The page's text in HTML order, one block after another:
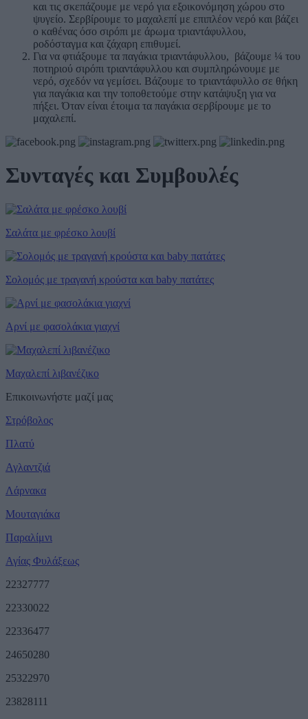
και τις σκεπάζουμε με νερό για εξοικονόμηση χώρου στο
ψυγείο. Σερβίρουμε το μαχαλεπί με επιπλέον νερό και βάζει
ο καθένας όσο σιρόπι με άρωμα τριαντάφυλλου,
ροδόσταγμα και ζάχαρη επιθυµεί.
Για να φτιάξουμε τα παγάκια τριαντάφυλλου, βάζουμε ¼ του
ποτηριού σιρόπι τριαντάφυλλου και συμπληρώνουμε με
νερό, σχεδόν να γεμίσει. Βάζουμε το τριαντάφυλλο σε θήκη
για παγάκια και την τοποθετούμε στην κατάψυξη για να
πήξει. Όταν είναι έτοιμα τα παγάκια σερβίρουμε με το
μαχαλεπί.
Συνταγές και Συμβουλές
Σαλάτα με φρέσκο λουβί
Σολομός με τραγανή κρούστα και baby πατάτες
Αρνί με φασολάκια γιαχνί
Μαχαλεπί λιβανέζικο
Επικοινωνήστε μαζί μας
Στρόβολος
Πλατύ
Αγλαντζιά
Λάρνακα
Μουταγιάκα
Παραλίμνι
Αγίας Φυλάξεως
22327777
22330022
22336477
24650280
25322970
23828111